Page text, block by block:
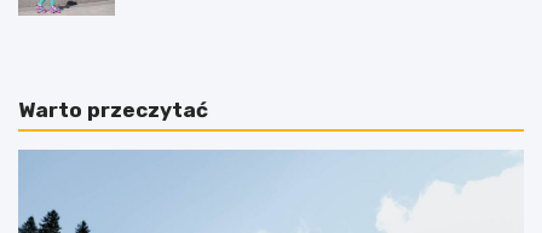
Warto przeczytać